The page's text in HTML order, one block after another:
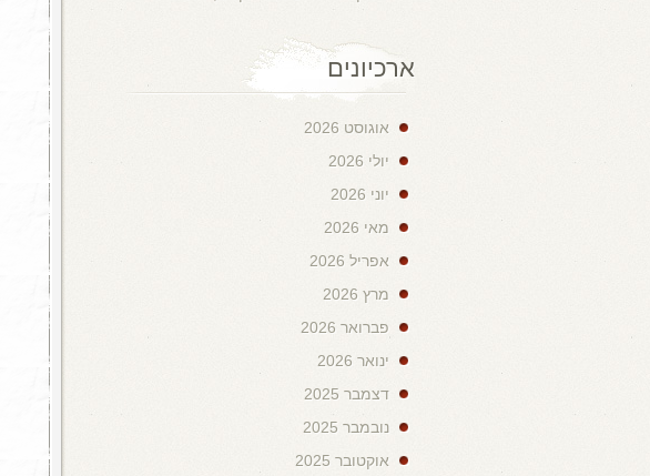
ארכיונים
אוגוסט 2026
יולי 2026
יוני 2026
מאי 2026
אפריל 2026
מרץ 2026
פברואר 2026
ינואר 2026
דצמבר 2025
נובמבר 2025
אוקטובר 2025